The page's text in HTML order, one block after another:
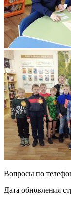
Вопросы по
Дата обновления